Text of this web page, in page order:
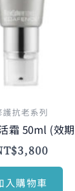
護抗老系列
霜 50ml (效
3,800
入購物車